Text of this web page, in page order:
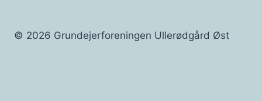
© 2026 Grundejerforeningen Ullerødgård Øst